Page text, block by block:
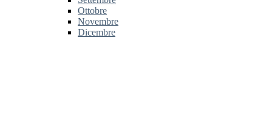
Ottobre
Novembre
Dicembre